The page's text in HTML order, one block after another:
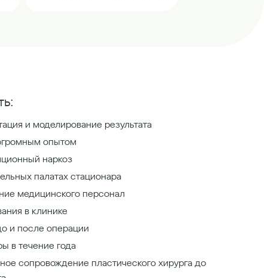
и моделирование результата
опытом
наркоз
палатах стационара
медицинского персонал
в клинике
и после операции
в течение года
сопровождение пластического хирурга до